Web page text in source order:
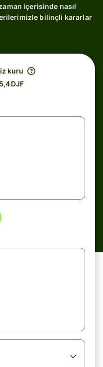
içerisinde nasıl
bilinçli kararlar
kuru
DJF